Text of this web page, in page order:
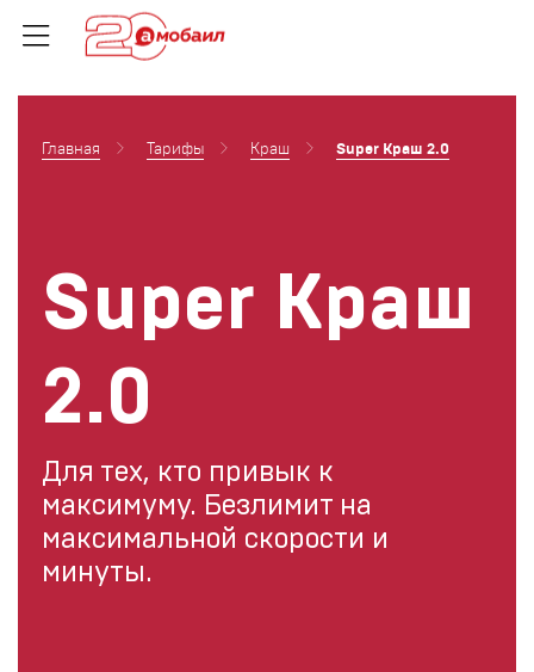
Главная Тарифы Краш Super Краш 2.0
Super Краш
2.0
Для тех, кто привык к
максимуму. Безлимит на
максимальной скорости и
минуты.